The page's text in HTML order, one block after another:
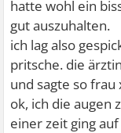
hatte wohl ein
gut auszuhalten.
ich lag also
pritsche. die
und sagte so
ok, ich die augen
einer zeit ging